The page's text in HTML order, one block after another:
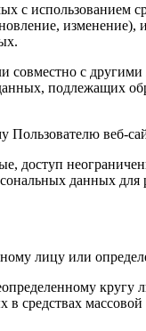
использованием
изменение),
совместно с
подлежащих
Пользователю веб-
доступ
данных для
лицу или
кругу
в средствах